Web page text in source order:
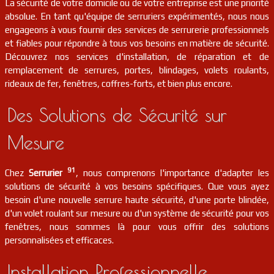
serrurier 91 Villiers-sur-orge
serrurier 91 Champlan 91160
serrurier 91 Lardy FR 91510
serrurier
91 Gironville-sur-essonne FR 91720
serrurier 91 Fontenay-le-vicomte FR 91540
La sécurité de votre domicile ou de votre entreprise est une priorité
absolue. En tant qu'équipe de serruriers expérimentés, nous nous
engageons à vous fournir des services de serrurerie professionnels
et fiables pour répondre à tous vos besoins en matière de sécurité.
Découvrez nos services d'installation, de réparation et de
remplacement de serrures, portes, blindages, volets roulants,
rideaux de fer, fenêtres, coffres-forts, et bien plus encore.
Des Solutions de Sécurité sur
Mesure
Chez Serrurier 91 , nous comprenons l'importance d'adapter les
solutions de sécurité à vos besoins spécifiques. Que vous ayez
besoin d'une nouvelle serrure haute sécurité, d'une porte blindée,
d'un volet roulant sur mesure ou d'un système de sécurité pour vos
fenêtres, nous sommes là pour vous offrir des solutions
personnalisées et efficaces.